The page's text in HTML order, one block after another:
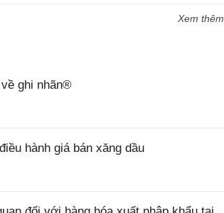
Xem thêm
ghi nhãn®
hành giá bán xăng dầu